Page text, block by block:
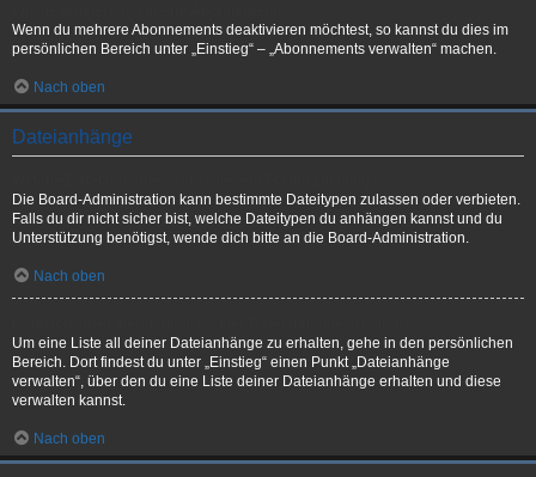
Wenn du mehrere Abonnements deaktivieren möchtest, so kannst du dies im
persönlichen Bereich unter „Einstieg“ – „Abonnements verwalten“ machen.
Nach oben
Dateianhänge
Die Board-Administration kann bestimmte Dateitypen zulassen oder verbieten.
Falls du dir nicht sicher bist, welche Dateitypen du anhängen kannst und du
Unterstützung benötigst, wende dich bitte an die Board-Administration.
Nach oben
Um eine Liste all deiner Dateianhänge zu erhalten, gehe in den persönlichen
Bereich. Dort findest du unter „Einstieg“ einen Punkt „Dateianhänge
verwalten“, über den du eine Liste deiner Dateianhänge erhalten und diese
verwalten kannst.
Nach oben